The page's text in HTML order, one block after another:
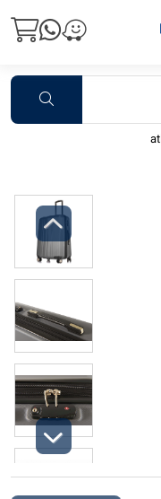
Previous
Next